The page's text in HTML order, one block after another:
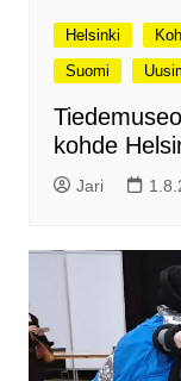
Helsinki
Suomi
kohde
Jari